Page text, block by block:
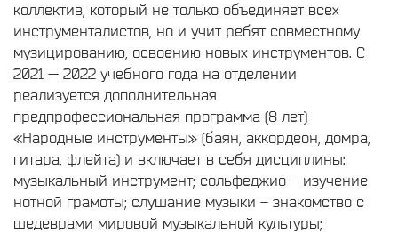
коллектив, который не только объединяет всех
инструменталистов, но и учит ребят совместному
музицированию, освоению новых инструментов. С
2021 — 2022 учебного года на отделении
реализуется дополнительная
предпрофессиональная программа (8 лет)
«Народные инструменты» (баян, аккордеон, домра,
гитара, флейта) и включает в себя дисциплины:
музыкальный инструмент; сольфеджио – изучение
нотной грамоты; слушание музыки – знакомство с
шедеврами мировой музыкальной культуры;